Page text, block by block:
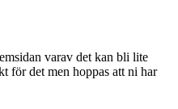
varav det kan bli lite
för det men hoppas att ni har